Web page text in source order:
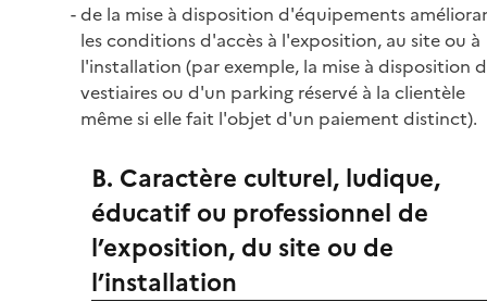
de la mise à disposition d'équipements
les conditions d'accès à l'exposition, au site ou à
l'installation (par exemple, la mise à disposition
vestiaires ou d'un parking réservé à la clientèle
même si elle fait l'objet d'un paiement distinct).
B. Caractère culturel, ludique,
éducatif ou professionnel de
l’exposition, du site ou de
l’installation